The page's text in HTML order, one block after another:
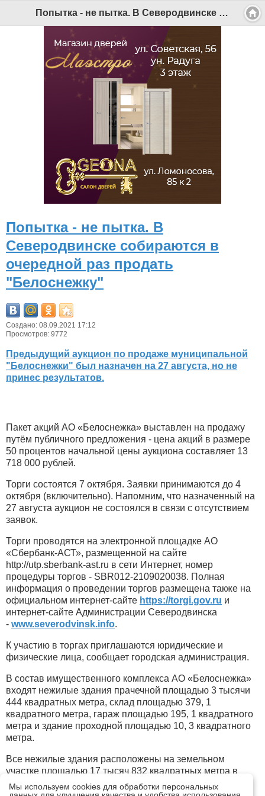
Попытка - не пытка. В Северодвинске собираются в очередной раз продать "Белоснежку" - Беломорканал Северодвинск tv29.ru
Попытка - не пытка. В
Северодвинске собираются в
очередной раз продать
"Белоснежку"
Создано: 08.09.2021 17:12
Просмотров: 9772
Предыдущий аукцион по продаже муниципальной
"Белоснежки" был назначен на 27 августа, но не
принес результатов.
Пакет акций АО «Белоснежка» выставлен на продажу
путём публичного предложения - цена акций в размере
50 процентов начальной цены аукциона составляет 13
718 000 рублей.
Торги состоятся 7 октября. Заявки принимаются до 4
октября (включительно). Напомним, что назначенный на
27 августа аукцион не состоялся в связи с отсутствием
заявок.
Торги проводятся на электронной площадке АО
«Сбербанк-АСТ», размещенной на сайте
http://utp.sberbank-ast.ru в сети Интернет, номер
процедуры торгов - SBR012-2109020038. Полная
информация о проведении торгов размещена также на
официальном интернет-сайте https://torgi.gov.ru и
интернет-сайте Администрации Северодвинска
- www.severodvinsk.info.
К участию в торгах приглашаются юридические и
физические лица, сообщает городская администрация.
В состав имущественного комплекса АО «Белоснежка»
входят нежилые здания прачечной площадью 3 тысячи
444 квадратных метра, склад площадью 379, 1
квадратного метра, гараж площадью 195, 1 квадратного
метра и здание проходной площадью 10, 3 квадратного
метра.
Все нежилые здания расположены на земельном
участке площадью 17 тысяч 832 квадратных метра в
Северодвинске на Промышленном проезде, 2.
Версия для мобильных |
© 2026 Беломорканал Северодвинск tv29.ru
is Free Software released under the GNU General Public
License.
Mobile version by
Mobile Joomla!
Desktop Version
СИ "Информационное агентство "Беломорканал" регистрационный номер ЭЛ № ФС77-77001 от 08.11.2019,
выдан Федеральной службой по надзору в сфере связи, информационных технологий и массовых
коммуникаций (Роскомнадзор). Учредитель: ООО "ТВ29". Главный редактор: Рудалев А.Г.
Беломорканал - новостной сайт Архангельской области: новости Северодвинска, новости поморья,
Все права на материалы, опубликованные на сайте, защищены в соответствии с российским и
международным законодательством об авторском праве и смежных правах.
При любом использовании текстовых, аудио-, фото- и видеоматериалов ссылка на www.tv29.ru обязательна.
При цитировании информации гиперссылка на www.tv29.ru обязательна. Использование материалов ИА
«Беломорканал» в коммерческих целях без письменного разрешения агентства не допускается. 18+
Мы используем cookies для обработки персональных